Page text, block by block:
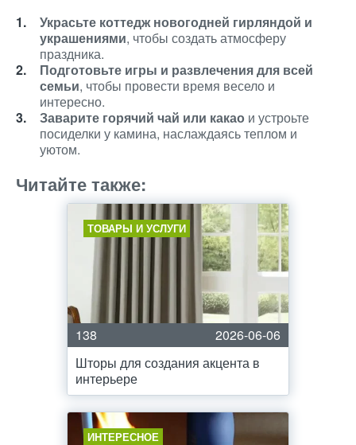
Украсьте коттедж новогодней гирляндой и
украшениями, чтобы создать атмосферу
праздника.
Подготовьте игры и развлечения для всей
семьи, чтобы провести время весело и
интересно.
Заварите горячий чай или какао и устроьте
посиделки у камина, наслаждаясь теплом и
уютом.
Читайте также:
ТОВАРЫ И УСЛУГИ
138
2026-06-06
Шторы для создания акцента в
интерьере
ИНТЕРЕСНОЕ